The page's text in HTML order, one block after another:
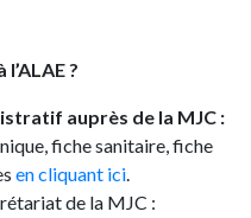
?
auprès de la MJC :
fiche sanitaire, fiche
en cliquant ici.
de la MJC :